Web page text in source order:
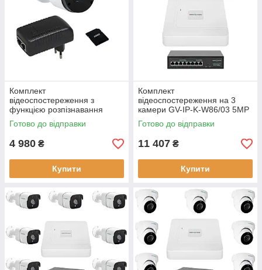
Комплект
відеоспостереження з
функцією розпізнавання
облич на 1 камеру GV-811 IP
камера мережевий записувач
Готово до відправки
4 980 ₴
Купити
Комплект
відеоспостереження на 3
камери GV-IP-K-W86/03 5MP
NVR 9 каналів
Готово до відправки
11 407 ₴
Купити